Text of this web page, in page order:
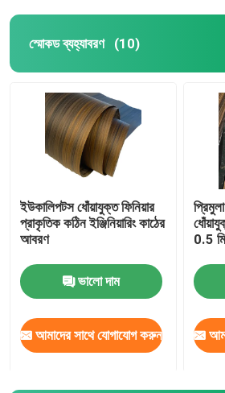
স্মোকড ব্যহ্যাবরণ (10)
ইউকালিপটস ধোঁয়াযুক্ত ফিনিয়ার
প্রাকৃতিক কঠিন ইঞ্জিনিয়ারিং কাঠের
আবরণ
ভালো দাম
আমাদের সাথে যোগাযোগ করুন
0.5